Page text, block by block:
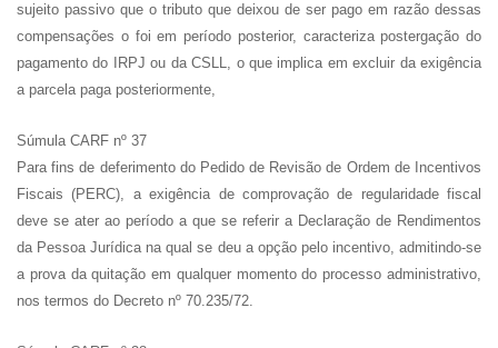
sujeito passivo que o tributo que deixou de ser pago em razão dessas
compensações o foi em período posterior, caracteriza postergação do
pagamento do IRPJ ou da CSLL, o que implica em excluir da exigência
a parcela paga posteriormente,
Súmula CARF nº 37
Para fins de deferimento do Pedido de Revisão de Ordem de Incentivos
Fiscais (PERC), a exigência de comprovação de regularidade fiscal
deve se ater ao período a que se referir a Declaração de Rendimentos
da Pessoa Jurídica na qual se deu a opção pelo incentivo, admitindo-se
a prova da quitação em qualquer momento do processo administrativo,
nos termos do Decreto nº 70.235/72.